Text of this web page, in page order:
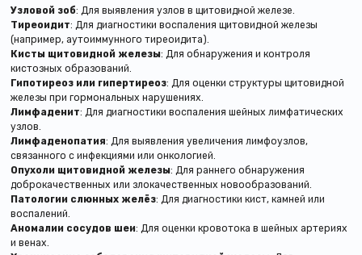
Узловой зоб: Для выявления узлов в щитовидной железе.
Тиреоидит: Для диагностики воспаления щитовидной железы
(например, аутоиммунного тиреоидита).
Кисты щитовидной железы: Для обнаружения и контроля
кистозных образований.
Гипотиреоз или гипертиреоз: Для оценки структуры щитовидной
железы при гормональных нарушениях.
Лимфаденит: Для диагностики воспаления шейных лимфатических
узлов.
Лимфаденопатия: Для выявления увеличения лимфоузлов,
связанного с инфекциями или онкологией.
Опухоли щитовидной железы: Для раннего обнаружения
доброкачественных или злокачественных новообразований.
Патологии слюнных желёз: Для диагностики кист, камней или
воспалений.
Аномалии сосудов шеи: Для оценки кровотока в шейных артериях
и венах.